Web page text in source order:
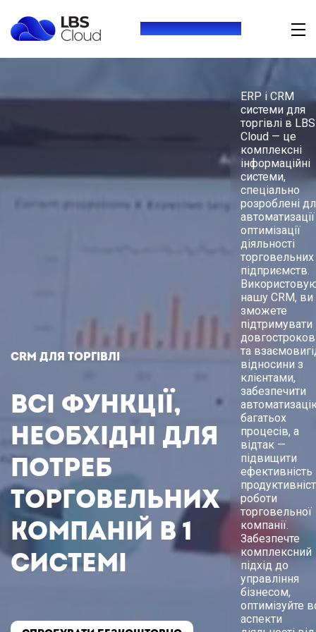
+380 (73) 416 54 69
CRM для торгівлі
Всі функції,
необхідні для
потреб
торговельних
компаній в 1
системі
ERP і CRM
системи для
торгівлі в LBS
Cloud — це
комплексні
інформаційні
системи,
спеціально
розроблені
оптимізації
діяльності
торговельних
підприємств.
нашу CRM, ви
зможете
підтримувати
та
відносини з
клієнтами,
забезпечити
багатьох
процесів, а
відтак —
підвищити
ефективність
роботи
торговельної
компанії.
Забезпечте
комплексний
підхід до
управління
бізнесом,
оптимізуйте
аспекти